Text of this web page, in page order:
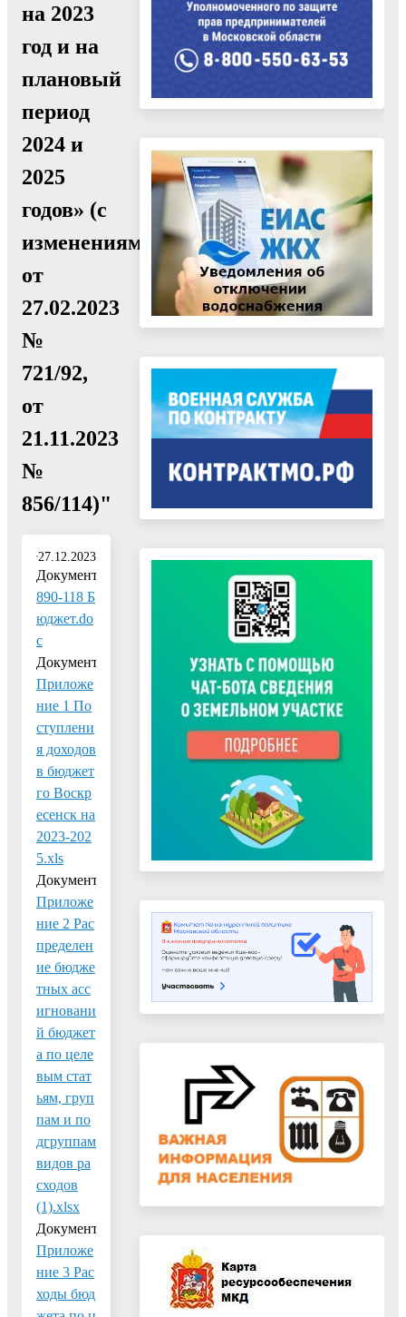
на 2023
год и на
плановый
период
2024 и
2025
годов» (с
изменениями
от
27.02.2023
№
721/92,
от
21.11.2023
№
856/114)"
27.12.2023
Документ:
890-118 Б
юджет.do
c
Документ:
Приложе
ние 1 По
ступлени
я доходов
в бюджет
го Воскр
есенск на
2023-202
5.xls
Документ:
Приложе
ние 2 Рас
пределен
ие бюдже
тных асс
игновани
й бюджет
а по целе
вым стат
ьям, груп
пам и по
дгруппам
видов ра
сходов
(1).xlsx
Документ:
Приложе
ние 3 Рас
ходы бюд